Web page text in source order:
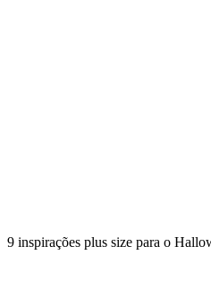
9 inspirações plus size para o